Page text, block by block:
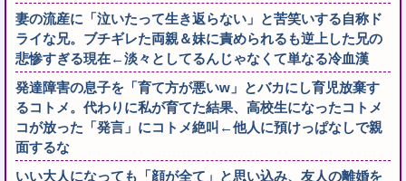
妻の流産に「泣いたって生き返らない」と苦笑いする自称ド
ライな兄。ブチギレた両親＆妹に責められるも逆上した兄の
悲惨すぎる現在←淡々としてるんじゃなくて単なる冷血漢
発達障害の息子を「育て方が悪いw」とバカにし育児放棄す
るコトメ。代わりに私が育てた結果、高校生になったコトメ
コが放った「発言」にコトメ絶叫←他人に預けっぱなしで親
面するな
いい大人になっても「顔が全て」と思い込み、友人の離婚を